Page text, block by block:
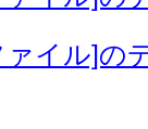
イル]の